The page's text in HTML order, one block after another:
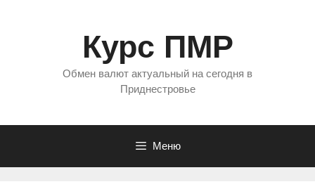
Курс ПМР
Обмен валют актуальный на сегодня в
Приднестровье
Меню